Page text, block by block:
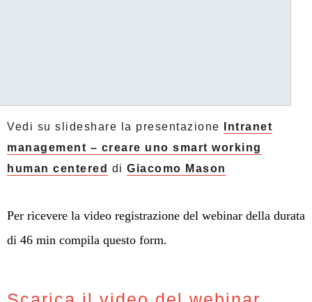
Vedi su slideshare la presentazione
Intranet
management – creare uno smart working
human centered di Giacomo Mason
Per ricevere la video registrazione del webinar della durata
di 46 min compila questo form.